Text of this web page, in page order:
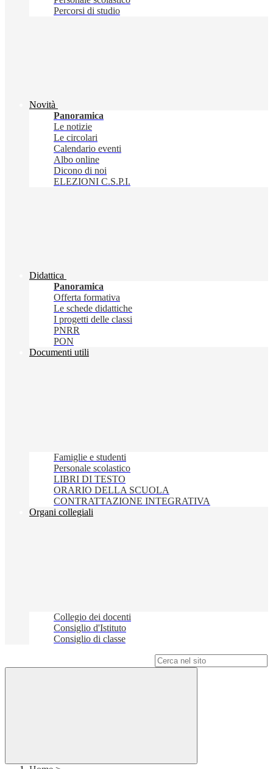
Percorsi di studio
Novità
Panoramica
Le notizie
Le circolari
Calendario eventi
Albo online
Dicono di noi
ELEZIONI C.S.P.I.
Didattica
Panoramica
Offerta formativa
Le schede didattiche
I progetti delle classi
PNRR
PON
Documenti utili
Famiglie e studenti
Personale scolastico
LIBRI DI TESTO
ORARIO DELLA SCUOLA
CONTRATTAZIONE INTEGRATIVA
Organi collegiali
Collegio dei docenti
Consiglio d'Istituto
Consiglio di classe